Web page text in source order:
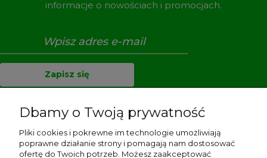
informacje o nowościach i promocjach.
Zapisz się
Pomoc
Dbamy o Twoją prywatność
Pliki cookies i pokrewne im technologie umożliwiają
poprawne działanie strony i pomagają nam dostosować
ofertę do Twoich potrzeb. Możesz zaakceptować